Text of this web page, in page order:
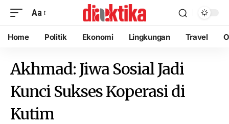
Aa
Home Politik Ekonomi Lingkungan Travel
Akhmad: Jiwa Sosial Jadi
Kunci Sukses Koperasi di
Kutim